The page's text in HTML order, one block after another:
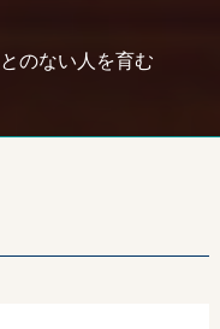
のない人を育む